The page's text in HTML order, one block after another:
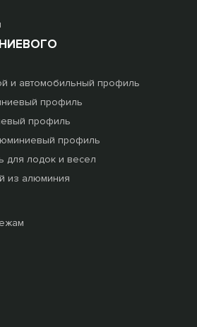
и автомобильный профиль
профиль
профиль
профиль
лодок и весел
из алюминия